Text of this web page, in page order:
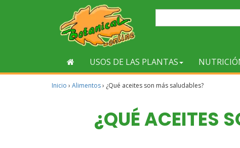
USOS DE LAS PLANTAS
Inicio › Alimentos› ¿Qué aceites son más saludables?
¿QUÉ ACEITES